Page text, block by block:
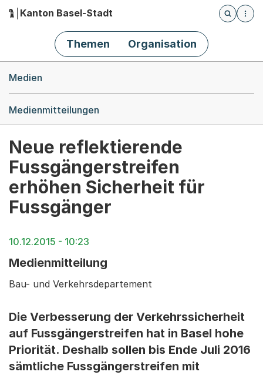
Hauptnavigation
Kanton Basel-Stadt
Öffnet
Themen Organisation
Medien
Medienmitteilungen
Neue reflektierende
Fussgängerstreifen
erhöhen Sicherheit für
Fussgänger
10.12.2015 - 10:23
Medienmitteilung
Bau- und Verkehrsdepartement
Die Verbesserung der Verkehrssicherheit
auf Fussgängerstreifen hat in Basel hohe
Priorität. Deshalb sollen bis Ende Juli 2016
sämtliche Fussgängerstreifen mit